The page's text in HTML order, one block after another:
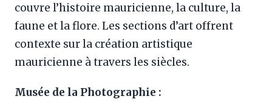
couvre l’histoire mauricienne, la culture, la
faune et la flore. Les sections d’art offrent
contexte sur la création artistique
mauricienne à travers les siècles.
Musée de la Photographie :